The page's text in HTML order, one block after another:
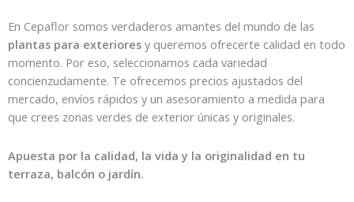
En Cepaflor somos verdaderos amantes del mundo de las
plantas para exteriores y queremos ofrecerte calidad en todo
momento. Por eso, seleccionamos cada variedad
concienzudamente. Te ofrecemos precios ajustados del
mercado, envíos rápidos y un asesoramiento a medida para
que crees zonas verdes de exterior únicas y originales.
Apuesta por la calidad, la vida y la originalidad en tu
terraza, balcón o jardín.